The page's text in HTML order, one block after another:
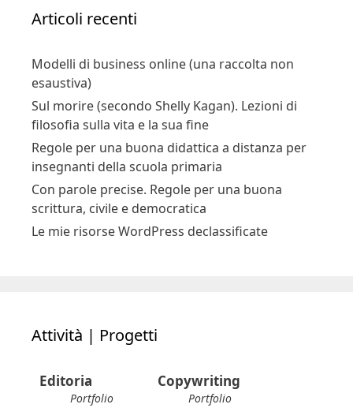
Articoli recenti
Modelli di business online (una raccolta non
esaustiva)
Sul morire (secondo Shelly Kagan). Lezioni di
filosofia sulla vita e la sua fine
Regole per una buona didattica a distanza per
insegnanti della scuola primaria
Con parole precise. Regole per una buona
scrittura, civile e democratica
Le mie risorse WordPress declassificate
Attività | Progetti
Editoria
Portfolio
Copywriting
Portfolio